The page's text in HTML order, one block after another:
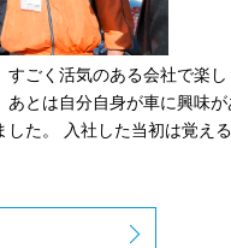
ごく活気のある会社で楽し
とは自分自身が車に興味が
た。 入社した当初は覚える